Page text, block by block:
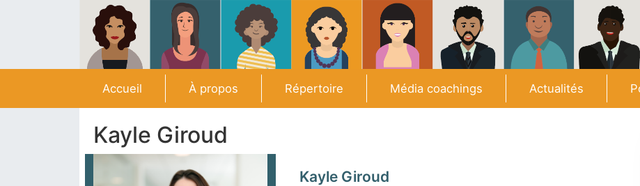
Navigation principale
Accueil À propos Répertoire Média coachings Actualités
Kayle Giroud
Kayle Giroud